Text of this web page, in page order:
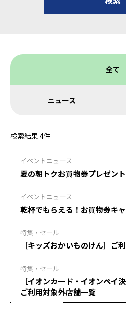
全て
ニュース
検索結果 4件
イベントニュース
夏の朝トクお買物券プレゼン
イベントニュース
乾杯でもらえる！お買物券キ
特集・セール
［キッズおかいものけん］ご
特集・セール
［イオンカード・イオンペイ
ご利用対象外店舗一覧